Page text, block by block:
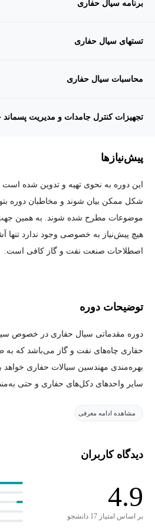
برنامه سیال حفاری
تستهای سیال حفاری
محاسبات سیال حفاری
تجهیزات کنترل جامدات و مدیریت پسماند
پیش‌نیاز‌ها
این دوره به نحوی تهیه و تدوین شده
شکل ممکن بیان شوند و مخاطبان دوره
موضوعات مطرح شده شوند. به همین
هیچ پیش‌نیاز به خصوصی وجود ندارد تنها
اصطلاحات صنعت نفت و گاز کافی است.
توضیحات دوره
دوره مقدماتی سیال حفاری در خصوص
حفاری چاه‌های نفت و گاز می‌باشد که
بهره‌مندی مهندسین سیالات حفاری خواهد
سایر واحدهای دکل‌های حفاری و حتی
می‌باشد.
باتوجه‌به اهمیت و حساسیت بالای صنعت
بررسی این صنعت بزرگ و پیچیده مورد
صنعت بوده است. در این میان سیال
زمینه کنترل شرایط چاه تحت حفاری و
با عمق‌های چندهزارمتری، صرفاً سیال
مشاهده ادامه معرفی
دیدگاه کاربران
4.9
بر اساس امتیاز 17 دانشجو